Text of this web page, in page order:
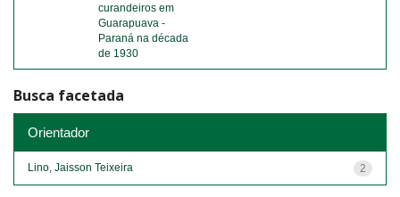
curandeiros em
Guarapuava -
Paraná na década
de 1930
Busca facetada
Orientador
2
Lino, Jaisson Teixeira